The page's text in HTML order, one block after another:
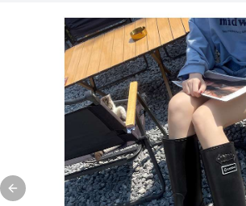
Previous slide